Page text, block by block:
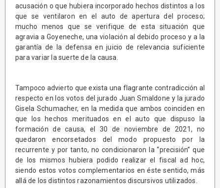
acusación o que hubiera incorporado hechos distintos a los
que se ventilaron en el auto de apertura del proceso;
mucho menos que se verifique de esta situación que
agravia a Goyeneche, una violación al debido proceso y a la
garantía de la defensa en juicio de relevancia suficiente
para variar la suerte de la causa.
Tampoco advierto que exista una flagrante contradicción al
respecto en los votos del jurado Juan Smaldone y la jurado
Gisela Schumacher, en la medida que ambos coinciden en
que los hechos merituados en el auto que dispuso la
formación de causa, el 30 de noviembre de 2021, no
quedaron encorsetados del modo propuesto por la
recurrente y por tanto, no condicionaron la “precisión” que
de los mismos hubiera podido realizar el fiscal ad hoc,
siendo estos votos complementarios en éste sentido, más
allá de los distintos razonamientos discursivos utilizados.